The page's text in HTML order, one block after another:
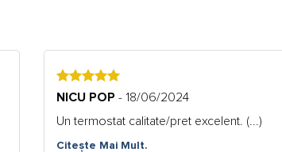
5NICU POP - 18/06/2024
Un termostat calitate/pret excelent. (...)
Citește Mai Mult.